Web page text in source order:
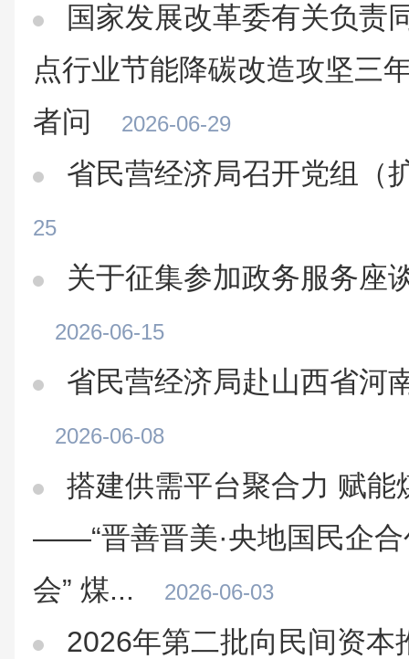
国家发展改革委有关负责
点行业节能降碳改造攻坚三
者问
2026-06-29
省民营经济局召开党组（
25
关于征集参加政务服务座
2026-06-15
省民营经济局赴山西省河
2026-06-08
搭建供需平台聚合力 赋能
——“晋善晋美·央地国民企合
会” 煤...
2026-06-03
2026年第二批向民间资本